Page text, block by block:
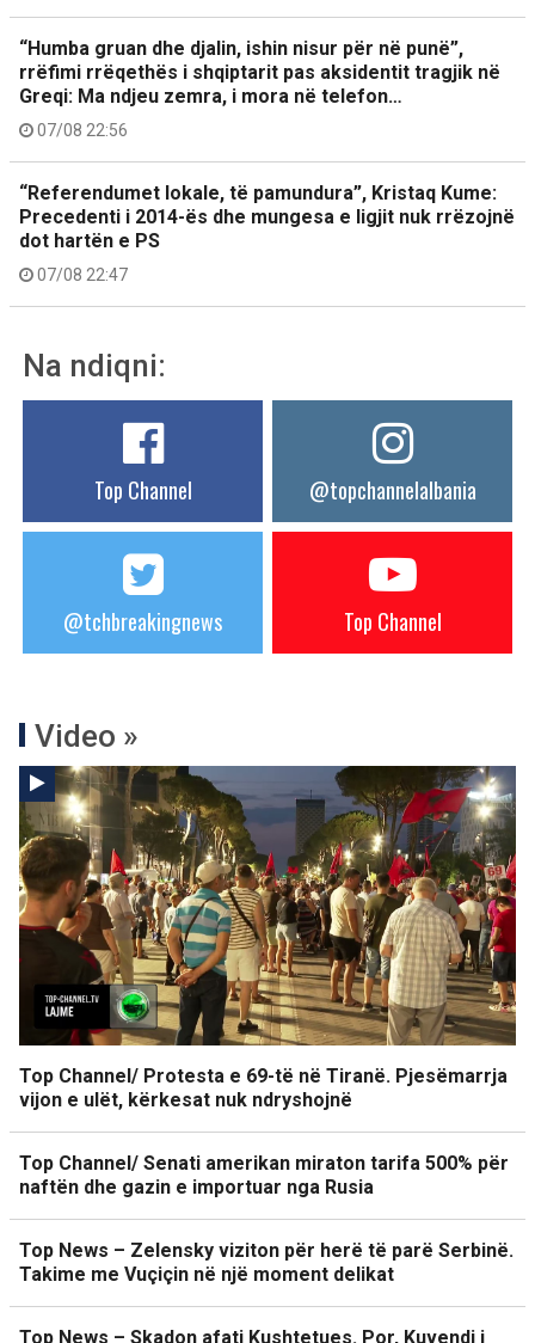
“Humba gruan dhe djalin, ishin nisur për në punë”,
rrëfimi rrëqethës i shqiptarit pas aksidentit tragjik në
Greqi: Ma ndjeu zemra, i mora në telefon…
07/08 22:56
“Referendumet lokale, të pamundura”, Kristaq Kume:
Precedenti i 2014-ës dhe mungesa e ligjit nuk rrëzojnë
dot hartën e PS
07/08 22:47
Na ndiqni:
Top Channel @topchannelalbania
@tchbreakingnews Top Channel
Video »
Top Channel/ Protesta e 69-të në Tiranë. Pjesëmarrja
vijon e ulët, kërkesat nuk ndryshojnë
Top Channel/ Senati amerikan miraton tarifa 500% për
naftën dhe gazin e importuar nga Rusia
Top News – Zelensky viziton për herë të parë Serbinë.
Takime me Vuçiçin në një moment delikat
Top News – Skadon afati Kushtetues. Por, Kuvendi i